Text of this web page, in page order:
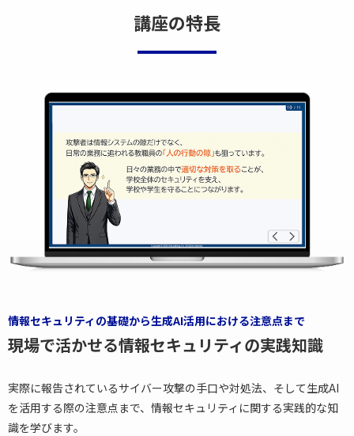
講座の特長
情報セキュリティの基礎から生成AI活用における注意点まで
現場で活かせる情報セキュリティの実践知識
実際に報告されているサイバー攻撃の手口や対処法、そして生成AI
を活用する際の注意点まで、情報セキュリティに関する実践的な知
識を学びます。